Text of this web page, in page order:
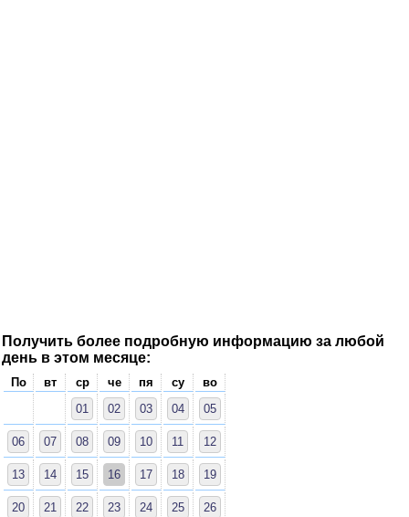
Получить более подробную информацию за любой
день в этом месяце:
По вт ср че пя су
во
01
02 03 04 05
06 07 08 09 10 11 12
13 14 15 16 17 18 19
20 21 22 23 24 25 26